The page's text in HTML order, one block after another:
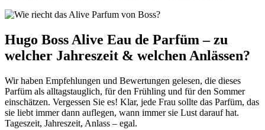
Hugo Boss Alive Eau de Parfüm – zu
welcher Jahreszeit & welchen Anlässen?
Wir haben Empfehlungen und Bewertungen gelesen, die dieses
Parfüm als alltagstauglich, für den Frühling und für den Sommer
einschätzen. Vergessen Sie es! Klar, jede Frau sollte das Parfüm, das
sie liebt immer dann auflegen, wann immer sie Lust darauf hat.
Tageszeit, Jahreszeit, Anlass – egal.